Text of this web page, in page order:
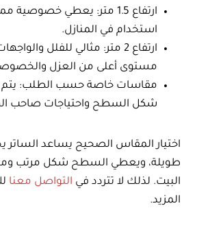
ارتفاع 1.5 متر: يعطي خصوصية
استخدام في المنازل.
ارتفاع 2 متر: مثالي للفلل
مستوى أعلى من العزل
مقاسات خاصة حسب الطلب:
شكل السطح واحتياجات صاحب
اختيار المقاس الصحيح يساعد
طويلة، ويعطي السطح شكل مرتب
البيت. لذلك لا تتردد في التواصل معنا
المزيد.